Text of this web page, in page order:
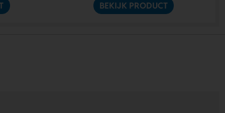
BEKIJK PRODUCT